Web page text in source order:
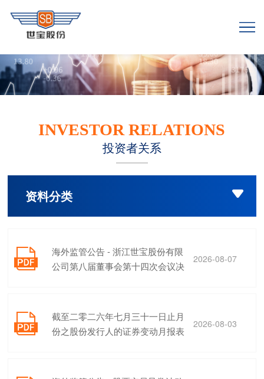
INVESTOR RELATIONS
投资者关系
资料分类 

海外监管公告 - 浙江世宝股份有限
公司第八届董事会第十四次会议决
2026-08-07

截至二零二六年七月三十一日止月
份之股份发行人的证券变动月报表
2026-08-03